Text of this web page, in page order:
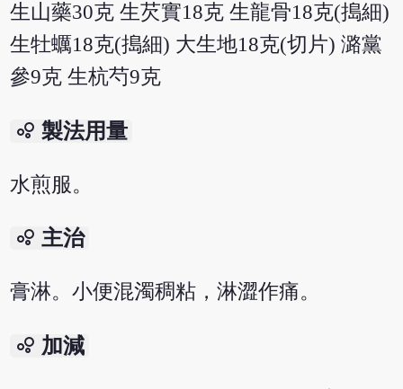
生山藥30克 生芡實18克 生龍骨18克(搗細)
生牡蠣18克(搗細) 大生地18克(切片) 潞黨
參9克 生杭芍9克
bubble_chart 製法用量
水煎服。
bubble_chart 主治
膏淋。小便混濁稠粘，淋澀作痛。
bubble_chart 加減